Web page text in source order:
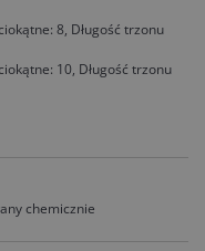
8, Długość trzonu
10, Długość trzonu
chemicznie